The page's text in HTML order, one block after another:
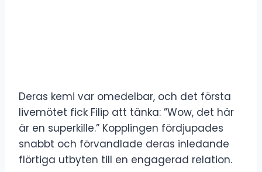
Deras kemi var omedelbar, och det första
livemötet fick Filip att tänka: ”Wow, det här
är en superkille.” Kopplingen fördjupades
snabbt och förvandlade deras inledande
flörtiga utbyten till en engagerad relation.